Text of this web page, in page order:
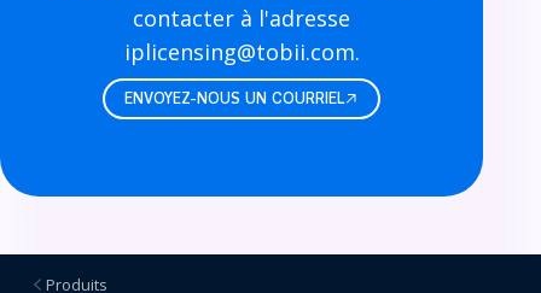
contacter à l'adresse
iplicensing@tobii.com.
ENVOYEZ-NOUS UN COURRIEL
Produits